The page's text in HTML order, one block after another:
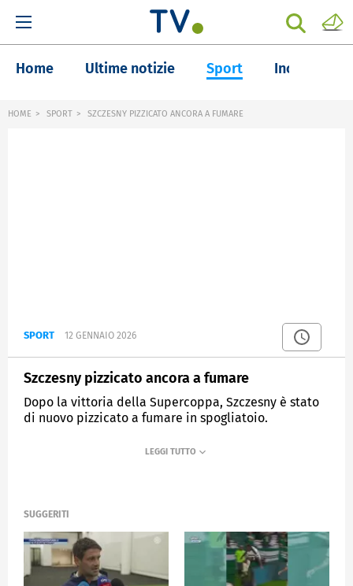
Home Ultime notizie Sport Inchieste
HOME SPORT SZCZESNY PIZZICATO ANCORA A FUMARE
SPORT 12 GENNAIO 2026
Szczesny pizzicato ancora a fumare
Dopo la vittoria della Supercoppa, Szczesny è stato
di nuovo pizzicato a fumare in spogliatoio.
SPORTMEDIASET
SUGGERITI